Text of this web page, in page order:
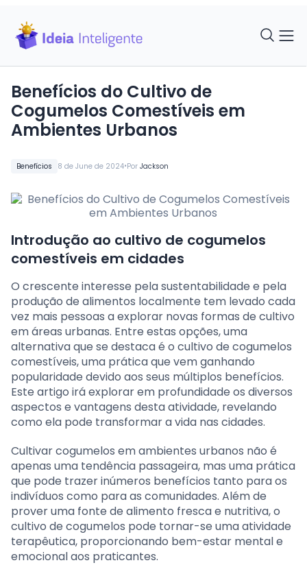
Benefícios 8 de June de 2024•Por Jackson
Benefícios do Cultivo de
Cogumelos Comestíveis em
Ambientes Urbanos
Introdução ao cultivo de cogumelos
comestíveis em cidades
O crescente interesse pela sustentabilidade e pela
produção de alimentos localmente tem levado cada
vez mais pessoas a explorar novas formas de cultivo
em áreas urbanas. Entre estas opções, uma
alternativa que se destaca é o cultivo de cogumelos
comestíveis, uma prática que vem ganhando
popularidade devido aos seus múltiplos benefícios.
Este artigo irá explorar em profundidade os diversos
aspectos e vantagens desta atividade, revelando
como ela pode transformar a vida nas cidades.
Cultivar cogumelos em ambientes urbanos não é
apenas uma tendência passageira, mas uma prática
que pode trazer inúmeros benefícios tanto para os
indivíduos como para as comunidades. Além de
prover uma fonte de alimento fresca e nutritiva, o
cultivo de cogumelos pode tornar-se uma atividade
terapêutica, proporcionando bem-estar mental e
emocional aos praticantes.